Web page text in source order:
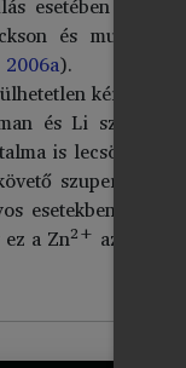
és
).
kérdés,
és Li
is lecsökken (
szuperfúzió
esetekben az
a Zn2+ az